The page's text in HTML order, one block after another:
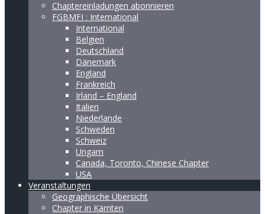
Chaptereinladungen abonnieren
FGBMFI : International
International
Belgien
Deutschland
Dänemark
England
Frankreich
Irland – England
Italien
Niederlande
Schweden
Schweiz
Ungarn
Canada, Toronto, Chinese Chapter
USA
Veranstaltungen
Geographische Übersicht
Chapter in Kärnten